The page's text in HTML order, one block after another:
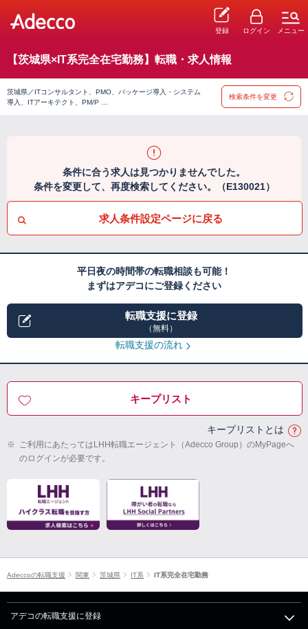
登録 ログイン メニュー
【茨城県×IT系完全在宅勤務】転職・求人情報
茨城県／ITコンサルタント、PMO、パッケージ導入・システム
導入、ITアーキテクト、PM/P …
検索条件を変更
条件に合う求人は見つかりませんでした。
条件を変更して、再度検索してください。（E130021）
求人条件設定ページに戻る
平日夜の時間帯の転職相談も可能！
まずはアデコにご登録ください
転職支援に登録
（無料）
転職支援の流れ
キープリスト
キープリストとは
※ ご利用にあたってはLHH転職エージェント（Adecco Group）のMyPageへ
のログインが必要です。
Adeccoの転職支援 関東 茨城県 IT系 IT系完全在宅勤務
アデコの転職支援に登録